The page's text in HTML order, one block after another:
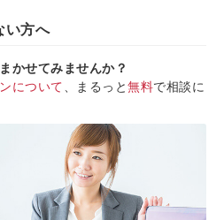
い方へ
かせてみませんか？
について 、まるっと無料で相談に